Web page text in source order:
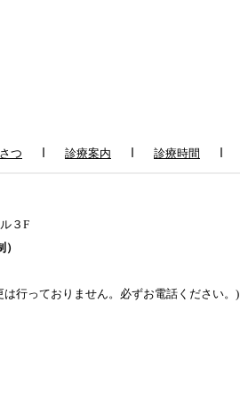
つ ｌ 診療案内 ｌ 診療時間 ｌ
３F
行っておりません。必ずお電話ください。)